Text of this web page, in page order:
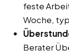
feste
Woche,
Berater